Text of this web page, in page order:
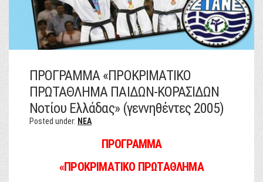
ΠΡΟΓΡΑΜΜΑ «ΠΡΟΚΡΙΜΑΤΙΚΟ
ΠΡΩΤΑΘΛΗΜΑ ΠΑΙΔΩΝ-ΚΟΡΑΣΙΔΩΝ
Νοτίου Ελλάδας» (γεννηθέντες 2005)
Posted under: NEA
ΠΡΟΓΡΑΜΜΑ
«ΠΡΟΚΡΙΜΑΤΙΚΟ ΠΡΩΤΑΘΛΗΜΑ